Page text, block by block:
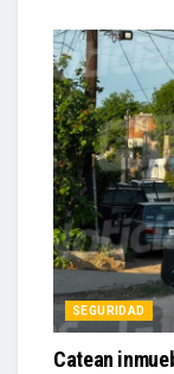
SEGURIDAD
Catean